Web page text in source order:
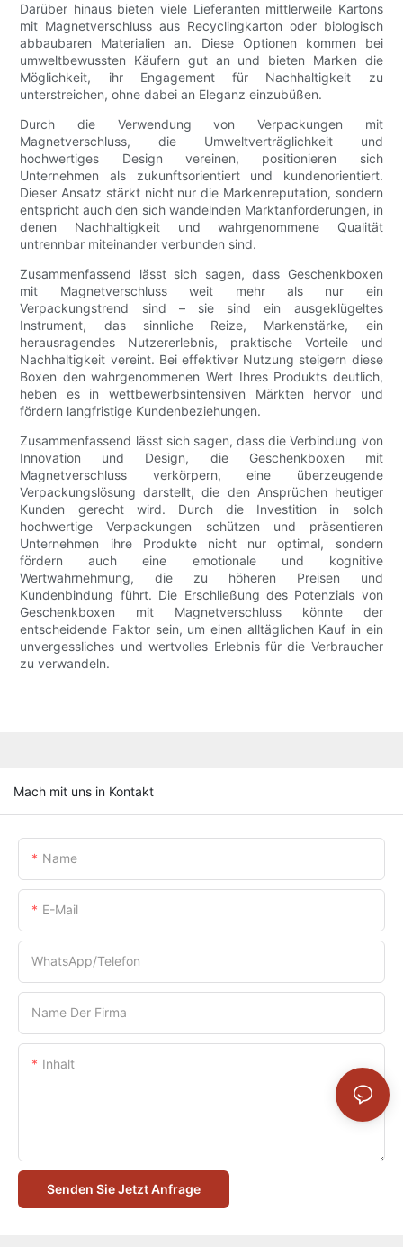
Darüber hinaus bieten viele Lieferanten mittlerweile Kartons
mit Magnetverschluss aus Recyclingkarton oder biologisch
abbaubaren Materialien an. Diese Optionen kommen bei
umweltbewussten Käufern gut an und bieten Marken die
Möglichkeit, ihr Engagement für Nachhaltigkeit zu
unterstreichen, ohne dabei an Eleganz einzubüßen.
Durch die Verwendung von Verpackungen mit
Magnetverschluss, die Umweltverträglichkeit und
hochwertiges Design vereinen, positionieren sich
Unternehmen als zukunftsorientiert und kundenorientiert.
Dieser Ansatz stärkt nicht nur die Markenreputation, sondern
entspricht auch den sich wandelnden Marktanforderungen, in
denen Nachhaltigkeit und wahrgenommene Qualität
untrennbar miteinander verbunden sind.
Zusammenfassend lässt sich sagen, dass Geschenkboxen
mit Magnetverschluss weit mehr als nur ein
Verpackungstrend sind – sie sind ein ausgeklügeltes
Instrument, das sinnliche Reize, Markenstärke, ein
herausragendes Nutzererlebnis, praktische Vorteile und
Nachhaltigkeit vereint. Bei effektiver Nutzung steigern diese
Boxen den wahrgenommenen Wert Ihres Produkts deutlich,
heben es in wettbewerbsintensiven Märkten hervor und
fördern langfristige Kundenbeziehungen.
Zusammenfassend lässt sich sagen, dass die Verbindung von
Innovation und Design, die Geschenkboxen mit
Magnetverschluss verkörpern, eine überzeugende
Verpackungslösung darstellt, die den Ansprüchen heutiger
Kunden gerecht wird. Durch die Investition in solch
hochwertige Verpackungen schützen und präsentieren
Unternehmen ihre Produkte nicht nur optimal, sondern
fördern auch eine emotionale und kognitive
Wertwahrnehmung, die zu höheren Preisen und
Kundenbindung führt. Die Erschließung des Potenzials von
Geschenkboxen mit Magnetverschluss könnte der
entscheidende Faktor sein, um einen alltäglichen Kauf in ein
unvergessliches und wertvolles Erlebnis für die Verbraucher
zu verwandeln.
Mach mit uns in Kontakt
Name
E-Mail
WhatsApp/Telefon
Name Der Firma
Inhalt
Senden Sie Jetzt Anfrage